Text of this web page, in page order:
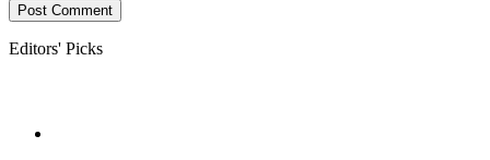
Editors' Picks